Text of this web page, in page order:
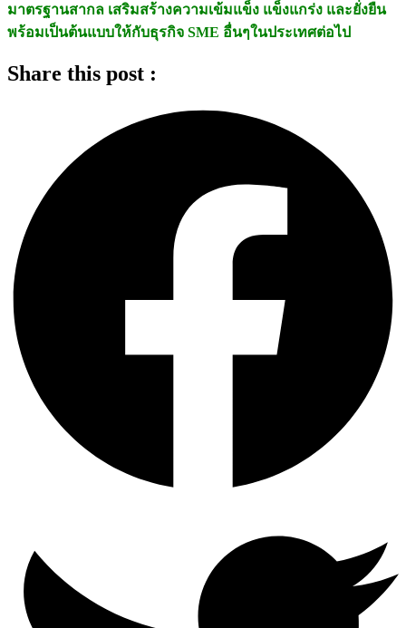
มาตรฐานสากล เสริมสร้างความเข้มแข็ง แข็งแกร่ง และยั่งยืน
พร้อมเป็นต้นแบบให้กับธุรกิจ SME อื่นๆในประเทศต่อไป
Share this post :